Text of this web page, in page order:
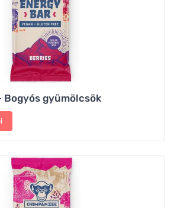
Bogyós gyümölcsök